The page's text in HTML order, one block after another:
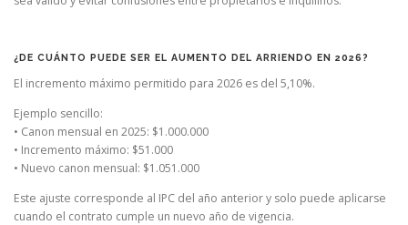
¿DE CUÁNTO PUEDE SER EL AUMENTO DEL ARRIENDO EN 2026?
El incremento máximo permitido para 2026 es del 5,10%.
Ejemplo sencillo:
• Canon mensual en 2025: $1.000.000
• Incremento máximo: $51.000
• Nuevo canon mensual: $1.051.000
Este ajuste corresponde al IPC del año anterior y solo puede aplicarse
cuando el contrato cumple un nuevo año de vigencia.